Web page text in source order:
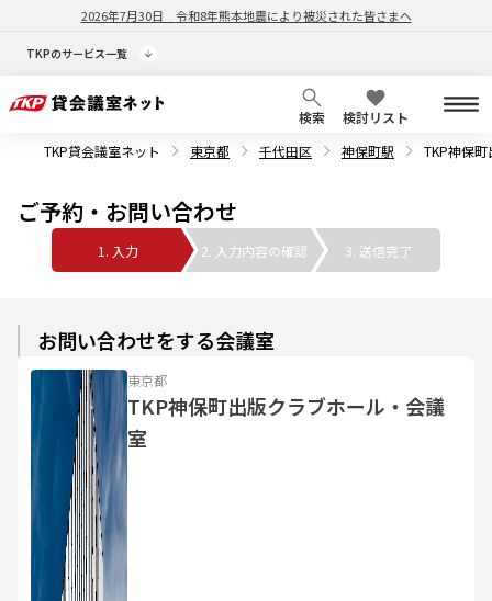
2026年7月30日 令和8年熊本地震により被災された皆さまへ
TKPのサービス一覧
検索
検討リスト
TKP貸会議室ネット
東京都 千代田区 神保町駅 TKP神保
ご予約・お問い合わせ
1. 入力 2. 入力内容の確認 3. 送信完了
お問い合わせをする会議室
東京都
TKP神保町出版クラブホール・会議
室